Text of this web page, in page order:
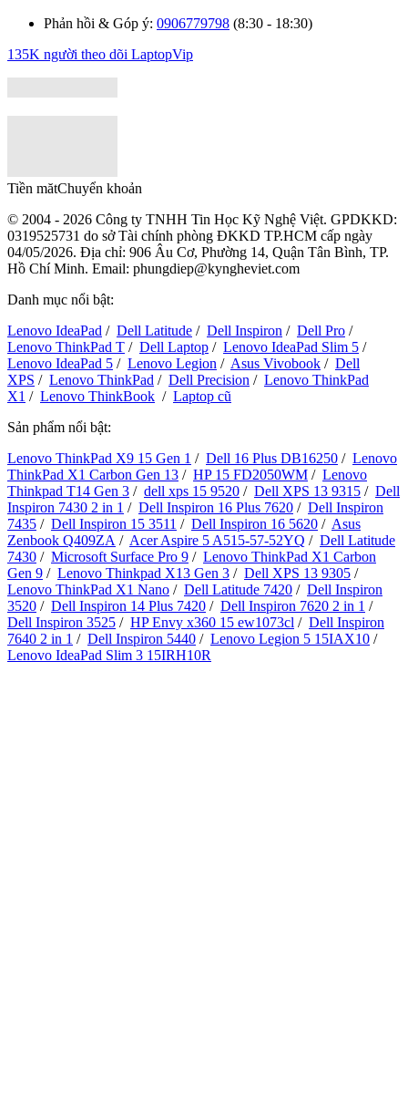
Phản hồi & Góp ý: 0906779798 (8:30 - 18:30)
135K người theo dõi LaptopVip
Tiền mătChuyển khoản
© 2004 - 2026 Công ty TNHH Tin Học Kỹ Nghệ Việt. GPDKKD:
0319525731 do sở Tài chính phòng ĐKKD TP.HCM cấp ngày
04/05/2026. Địa chỉ: 906 Âu Cơ, Phường 14, Quận Tân Bình, TP.
Hồ Chí Minh. Email: phungdiep@kyngheviet.com
Danh mục nổi bật:
Lenovo IdeaPad / Dell Latitude / Dell Inspiron / Dell Pro /
Lenovo ThinkPad T / Dell Laptop / Lenovo IdeaPad Slim 5 /
Lenovo IdeaPad 5 / Lenovo Legion / Asus Vivobook / Dell
XPS / Lenovo ThinkPad / Dell Precision / Lenovo ThinkPad
X1 / Lenovo ThinkBook / Laptop cũ
Sản phẩm nổi bật:
Lenovo ThinkPad X9 15 Gen 1 / Dell 16 Plus DB16250 / Lenovo
ThinkPad X1 Carbon Gen 13 / HP 15 FD2050WM / Lenovo
Thinkpad T14 Gen 3 / dell xps 15 9520 / Dell XPS 13 9315 / Dell
Inspiron 7430 2 in 1 / Dell Inspiron 16 Plus 7620 / Dell Inspiron
7435 / Dell Inspiron 15 3511 / Dell Inspiron 16 5620 / Asus
Zenbook Q409ZA / Acer Aspire 5 A515-57-52YQ / Dell Latitude
7430 / Microsoft Surface Pro 9 / Lenovo ThinkPad X1 Carbon
Gen 9 / Lenovo Thinkpad X13 Gen 3 / Dell XPS 13 9305 /
Lenovo ThinkPad X1 Nano / Dell Latitude 7420 / Dell Inspiron
3520 / Dell Inspiron 14 Plus 7420 / Dell Inspiron 7620 2 in 1 /
Dell Inspiron 3525 / HP Envy x360 15 ew1073cl / Dell Inspiron
7640 2 in 1 / Dell Inspiron 5440 / Lenovo Legion 5 15IAX10 /
Lenovo IdeaPad Slim 3 15IRH10R